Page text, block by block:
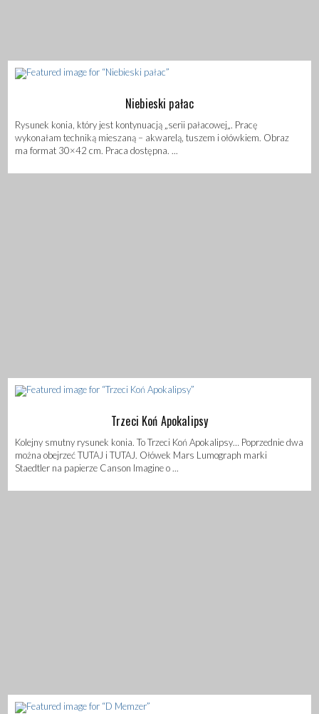
Niebieski pałac
Rysunek konia, który jest kontynuacją „serii pałacowej„. Pracę
wykonałam techniką mieszaną – akwarelą, tuszem i ołówkiem. Obraz
ma format 30×42 cm. Praca dostępna. ...
Trzeci Koń Apokalipsy
Kolejny smutny rysunek konia. To Trzeci Koń Apokalipsy… Poprzednie dwa
można obejrzeć TUTAJ i TUTAJ. Ołówek Mars Lumograph marki
Staedtler na papierze Canson Imagine o ...